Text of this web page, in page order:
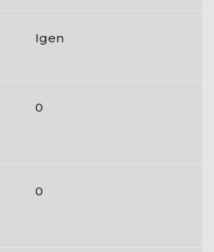
Igen
0
0